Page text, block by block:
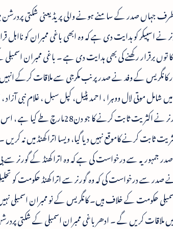
طرف جہاں صدر کے سامنے ہونے والی پریڈ یعنی شکتی پردرشن
اسپیکر کو ہدایت دی ہے کہ وہ ابھی باغی ممبران کو نااہل
نے18مارچ کو صورتحال کو جوں کا توں برقرار رکھنے کی بھی ہدایت دی ہے ۔ باغی ممبران
کانگریس کے وفد نے صدر پرنب مکرجی سے ملاقات کرکے
شامل موتی لال ووہرا ، احمد پٹیل، کپل سبل ، غلام نبی
انٹونی اور امبیکا سونی نے بتایا کہ انہوں نے صدر سے کہا کہ اترا کھنڈ کے گورنر نے اکثریت
کرنے کاموقع نہیں دیا گیا، ویسا اترا کھنڈ میں نہ کریں
جمہوریہ سے درخواست کی ہے کہ وہ اترا کھنڈ کے گورنر سے
صدر سے درخواست کی کہ وہ گورنر سے اترا کھنڈ حکومت کو
نے دعویٰ کیا کہ ریاست کے70میں سے36ممبران اسمبلی حکومت کے خلاف ہیں۔ کانگریس کے نو ممبران
میں ملاقات کریں گے ۔ ادھر باغی ممبران اسمبلی کے شکتی